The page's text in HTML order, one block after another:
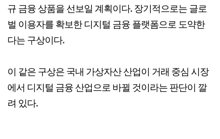
규 금융 상품을 선보일 계획이다. 장기적으로는 글로
벌 이용자를 확보한 디지털 금융 플랫폼으로 도약한
다는 구상이다.
이 같은 구상은 국내 가상자산 산업이 거래 중심 시장
에서 디지털 금융 산업으로 바뀔 것이라는 판단이 깔
려 있다.